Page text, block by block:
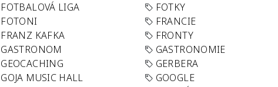
FOTBALOVÁ LIGA FOTKY
FOTONI FRANCIE
FRANZ KAFKA FRONTY
GASTRONOM GASTRONOMIE
GEOCACHING GERBERA
GOJA MUSIC HALL GOOGLE